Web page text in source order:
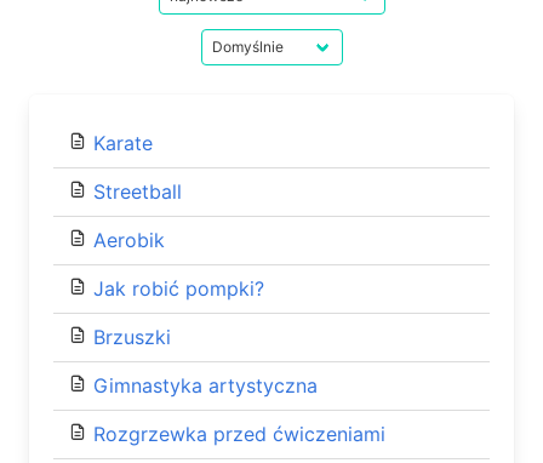
Karate
Streetball
Aerobik
Jak robić pompki?
Brzuszki
Gimnastyka artystyczna
Rozgrzewka przed ćwiczeniami